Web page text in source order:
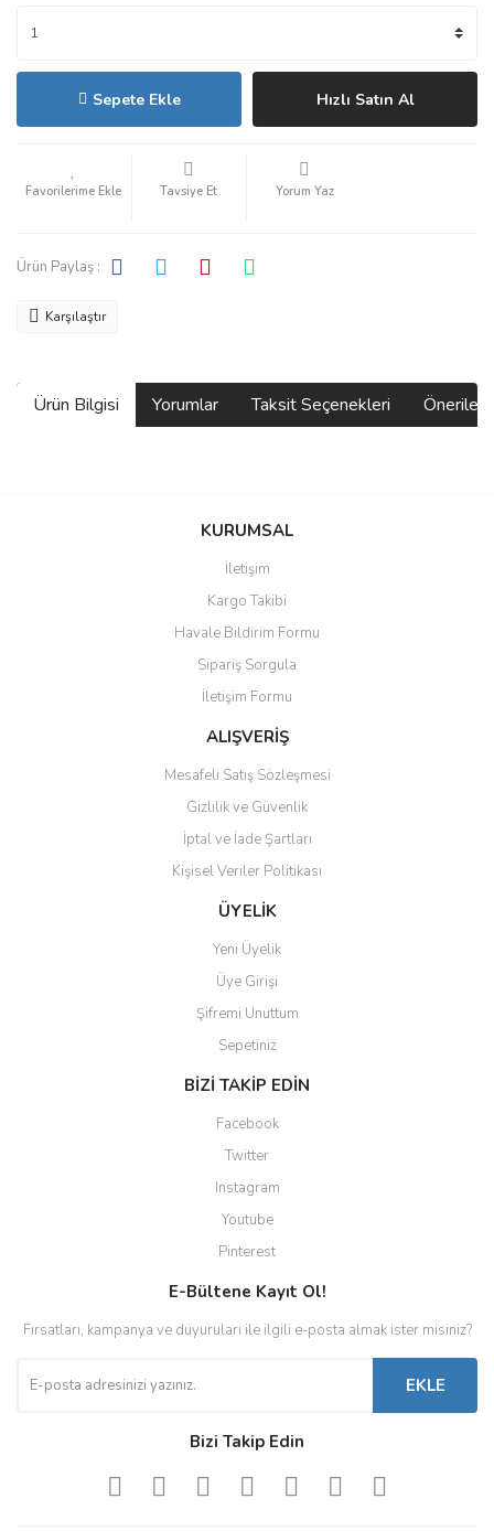
Sepete Ekle Hızlı Satın Al
Tavsiye Et Yorum Yaz
Ürün Paylaş :
Karşılaştır
Ürün Bilgisi Yorumlar Taksit Seçenekleri
Bu ürüne ilk yorumu siz yapın!
Ürün resmi kalitesiz, bozuk veya görüntülenemiyor.
Ürün açıklamasında eksik bilgiler bulunuyor.
Ürün bilgilerinde hatalar bulunuyor.
Ürün fiyatı diğer sitelerden daha pahalı.
Bu ürüne benzer farklı alternatifler olmalı.
Gönder
KURUMSAL
İletişim
Kargo Takibi
Havale Bildirim Formu
Sipariş Sorgula
İletişim Formu
ALIŞVERİŞ
Mesafeli Satış Sözleşmesi
Gizlilik ve Güvenlik
İptal ve İade Şartları
Kişisel Veriler Politikası
ÜYELİK
Yeni Üyelik
Üye Girişi
Şifremi Unuttum
Sepetiniz
BİZİ TAKİP EDİN
Facebook
Twitter
Instagram
Youtube
Pinterest
E-Bültene Kayıt Ol!
Fırsatları, kampanya ve duyuruları ile ilgili e-posta almak ister misiniz?
EKLE
Bizi Takip Edin